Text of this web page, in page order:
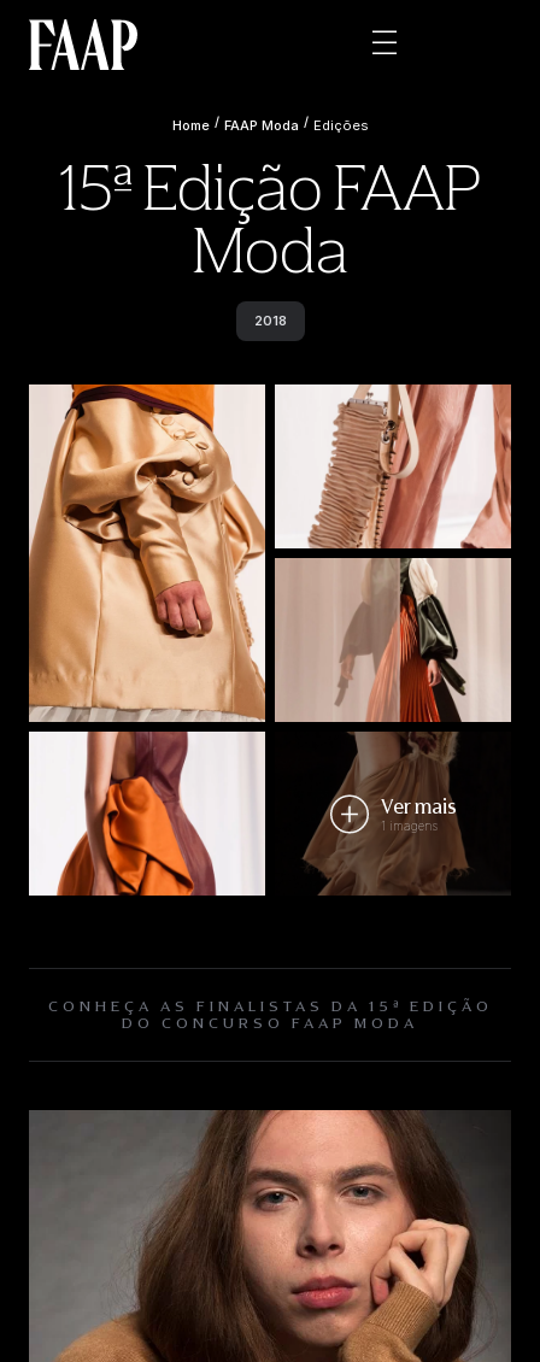
Home / FAAP Moda / Edições
15ª Edição FAAP
Moda
2018
Ver mais
1 imagens
CONHEÇA AS FINALISTAS DA 15ª EDIÇÃO
DO CONCURSO FAAP MODA